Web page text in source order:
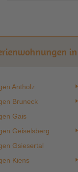
Antholz
Bruneck
Gais
Geiselsberg
Gsiesertal
Kiens